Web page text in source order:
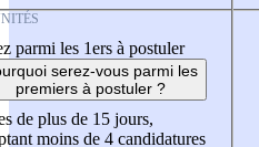
parmi les 1ers à postuler
serez-vous parmi les
premiers à postuler ?
de plus de 15 jours,
moins de 4 candidatures